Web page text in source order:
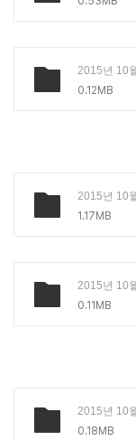
0.12MB
1.17MB
0.11MB
2015년 10
0.18MB